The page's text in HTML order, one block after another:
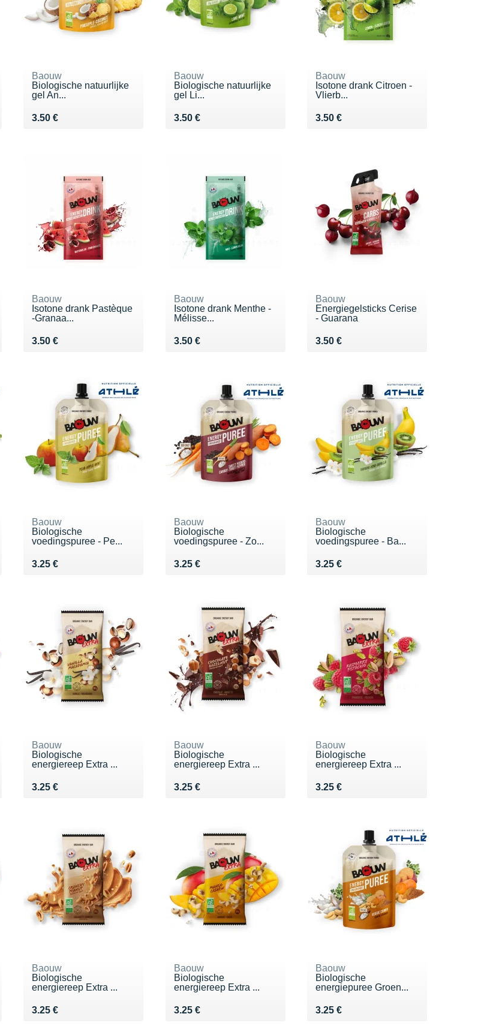
Baouw
Biologische natuurlijke
gel An...
3.50 €
Vendu 3.50 €
Baouw
Biologische natuurlijke
gel Li...
3.50 €
Vendu 3.50 €
Baouw
Isotone drank Citroen -
Vlierb...
3.50 €
Vendu 3.50 €
Baouw
Isotone drank Pastèque
-Granaa...
3.50 €
Vendu 3.50 €
Baouw
Isotone drank Menthe -
Mélisse...
3.50 €
Vendu 3.50 €
Baouw
Energiegelsticks Cerise
- Guarana
3.50 €
Vendu 3.50 €
Baouw
Biologische
voedingspuree - Pe...
3.25 €
Vendu 3.25 €
Baouw
Biologische
voedingspuree - Zo...
3.25 €
Vendu 3.25 €
Baouw
Biologische
voedingspuree - Ba...
3.25 €
Vendu 3.25 €
Baouw
Biologische
energiereep Extra ...
3.25 €
Vendu 3.25 €
Baouw
Biologische
energiereep Extra ...
3.25 €
Vendu 3.25 €
Baouw
Biologische
energiereep Extra ...
3.25 €
Vendu 3.25 €
Baouw
Biologische
energiereep Extra ...
3.25 €
Vendu 3.25 €
Baouw
Biologische
energiereep Extra ...
3.25 €
Vendu 3.25 €
Baouw
Biologische
energiepuree Groen...
3.25 €
Vendu 3.25 €